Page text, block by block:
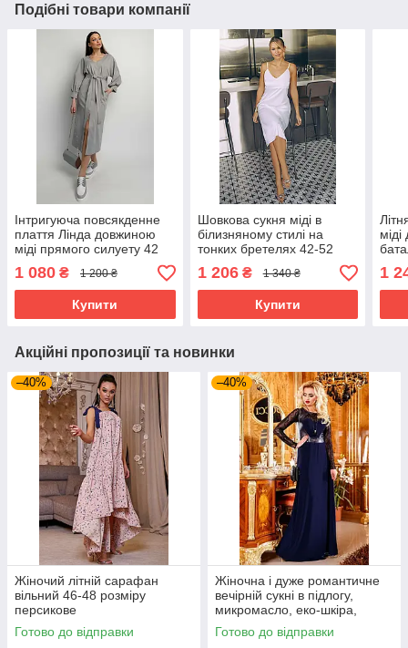
Подібні товари компанії
Інтригуюча повсякденне
плаття Лінда довжиною
міді прямого силуету 42
1 080 ₴ 1 200 ₴
Купити
Шовкова сукня міді в
білизняному стилі на
тонких бретелях 42-52
молочна
1 206₴ 1 340 ₴
Купити
1
Акційні пропозиції та новинки
–40%
Жіночий літній сарафан
вільний 46-48 розміру
персикове
Готово до відправки
–40%
Жіночна і дуже романтичне
вечірній сукні в підлогу,
микромасло, еко-шкіра,
перфорована шкіра, розмір
44-48
Готово до відправки